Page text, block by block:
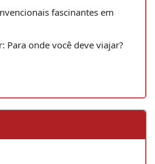
fascinantes em
Para onde você deve viajar?